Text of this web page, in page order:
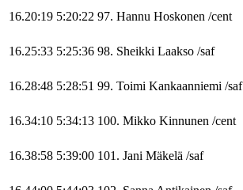
16.20:19 5:20:22 97. Hannu Hoskonen /cent
16.25:33 5:25:36 98. Sheikki Laakso /saf
16.28:48 5:28:51 99. Toimi Kankaanniemi /saf
16.34:10 5:34:13 100. Mikko Kinnunen /cent
16.38:58 5:39:00 101. Jani Mäkelä /saf